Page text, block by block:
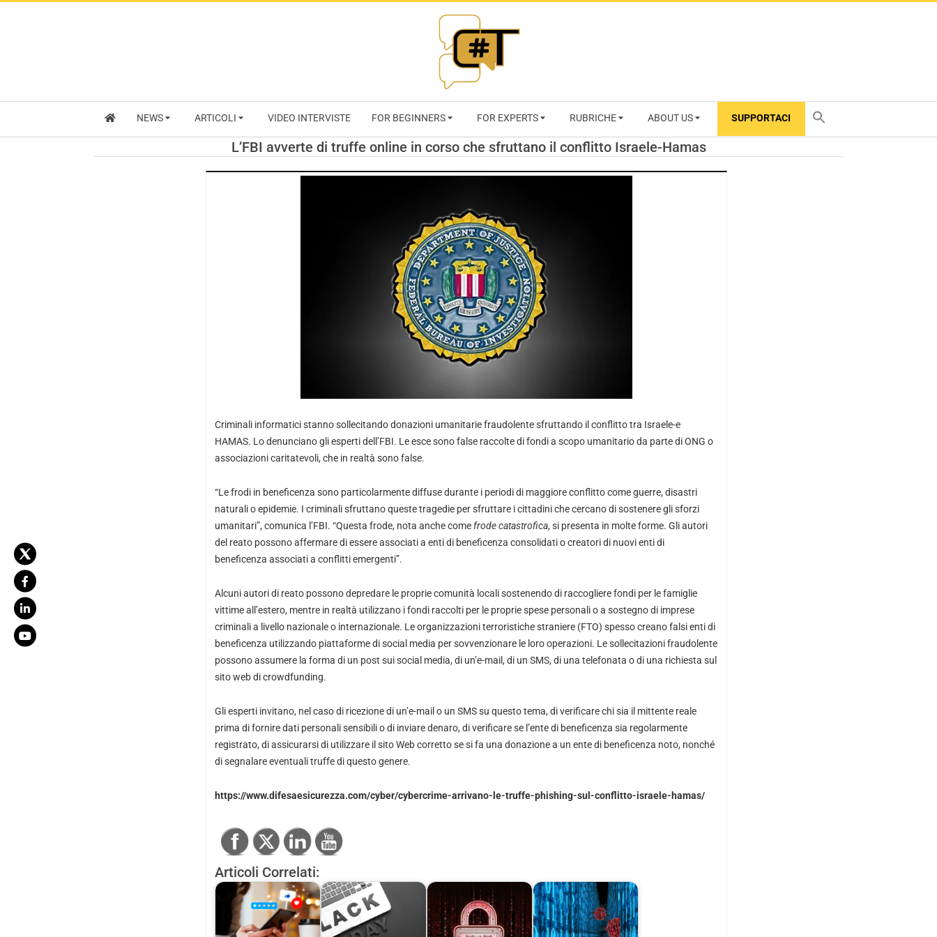
RIVISTA
CYBERSECURITY
TRENDS
NEWS ARTICOLI VIDEO INTERVISTE FOR BEGINNERS FOR EXPERTS RUBRICHE ABOUT US SUPPORTACI
L’FBI avverte di truffe online in corso che sfruttano il conflitto Israele-Hamas
Criminali informatici stanno sollecitando donazioni umanitarie fraudolente sfruttando il conflitto tra Israele-e
HAMAS. Lo denunciano gli esperti dell’FBI. Le esce sono false raccolte di fondi a scopo umanitario da parte di ONG o
associazioni caritatevoli, che in realtà sono false.
“Le frodi in beneficenza sono particolarmente diffuse durante i periodi di maggiore conflitto come guerre, disastri
naturali o epidemie. I criminali sfruttano queste tragedie per sfruttare i cittadini che cercano di sostenere gli sforzi
umanitari”, comunica l’FBI. “Questa frode, nota anche come frode catastrofica, si presenta in molte forme. Gli autori
del reato possono affermare di essere associati a enti di beneficenza consolidati o creatori di nuovi enti di
beneficenza associati a conflitti emergenti”.
Alcuni autori di reato possono depredare le proprie comunità locali sostenendo di raccogliere fondi per le famiglie
vittime all’estero, mentre in realtà utilizzano i fondi raccolti per le proprie spese personali o a sostegno di imprese
criminali a livello nazionale o internazionale. Le organizzazioni terroristiche straniere (FTO) spesso creano falsi enti di
beneficenza utilizzando piattaforme di social media per sovvenzionare le loro operazioni. Le sollecitazioni fraudolente
possono assumere la forma di un post sui social media, di un’e-mail, di un SMS, di una telefonata o di una richiesta sul
sito web di crowdfunding.
Gli esperti invitano, nel caso di ricezione di un’e-mail o un SMS su questo tema, di verificare chi sia il mittente reale
prima di fornire dati personali sensibili o di inviare denaro, di verificare se l’ente di beneficenza sia regolarmente
registrato, di assicurarsi di utilizzare il sito Web corretto se si fa una donazione a un ente di beneficenza noto, nonché
di segnalare eventuali truffe di questo genere.
https://www.difesaesicurezza.com/cyber/cybercrime-arrivano-le-truffe-phishing-sul-conflitto-israele-hamas/
Articoli Correlati: